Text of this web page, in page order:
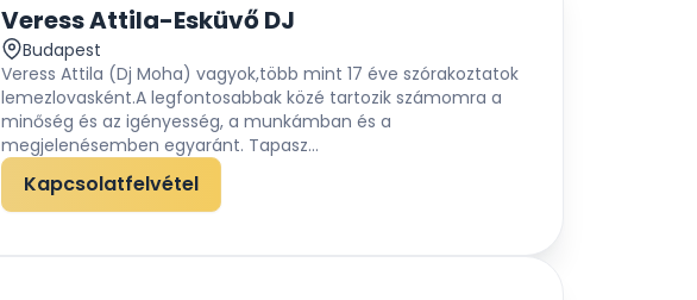
Veress Attila-Esküvő DJ
Budapest
Veress Attila (Dj Moha) vagyok,több mint 17 éve szórakoztatok
lemezlovasként.A legfontosabbak közé tartozik számomra a
minőség és az igényesség, a munkámban és a
megjelenésemben egyaránt. Tapasz...
Kapcsolatfelvétel